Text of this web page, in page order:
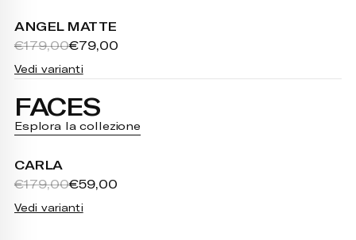
ANGEL MATTE
€179,00€79,00
Vedi varianti
FACES
Esplora la collezione
CARLA
€179,00€59,00
Vedi varianti